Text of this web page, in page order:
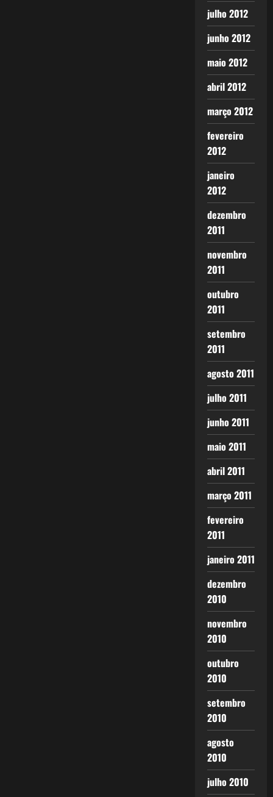
julho 2012
junho 2012
maio 2012
abril 2012
março 2012
fevereiro
2012
janeiro
2012
dezembro
2011
novembro
2011
outubro
2011
setembro
2011
agosto 2011
julho 2011
junho 2011
maio 2011
abril 2011
março 2011
fevereiro
2011
janeiro 2011
dezembro
2010
novembro
2010
outubro
2010
setembro
2010
agosto
2010
julho 2010